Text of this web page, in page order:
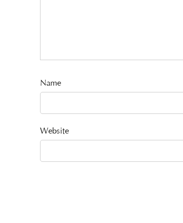
Name
Website